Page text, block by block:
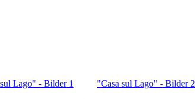
Lago" - Bilder 1 "Casa sul Lago" - Bilder 2